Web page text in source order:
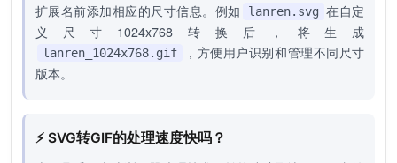
扩展名前添加相应的尺寸信息。例如
lanren.svg 在自定
义尺寸1024x768转换后，将生成
lanren_1024x768.gif
，方便用户识别和管理不同尺寸
版本。
⚡ SVG转GIF的处理速度快吗？